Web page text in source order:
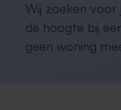
Wij zoeken voor
de hoogte bij
geen woning